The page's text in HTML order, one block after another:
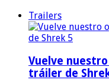
Trailers
Vuelve
tráiler de